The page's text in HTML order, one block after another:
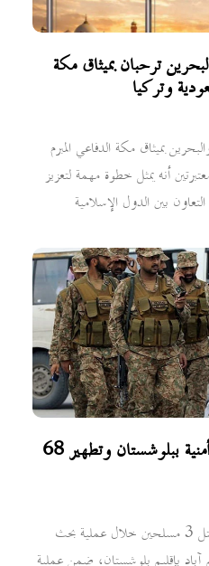
ترحبان بميثاق مكة
وتركيا
بميثاق مكة الدفاعي المبرم
أنه يمثل خطوة مهمة لتعزيز
بين الدول الإسلامية
مقتل 3 مسلحين في عملية أمنية ببلوشستان وتطهير 68
أعلنت قوات الأمن الباكستانية مقتل 3 مسلحين خلال عملية بحث
بإقليم بلوشستان، ضمن عملية